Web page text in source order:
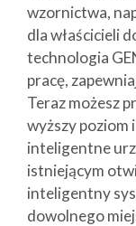
wzornictwa,
dla właścicieli
technologia
pracę,
Teraz możesz
wyższy poziom
inteligentne
istniejącym
inteligentny
dowolnego